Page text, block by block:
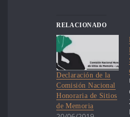
RELACIONADO
Declaración de la
Comisión Nacional
Honoraria de Sitios
de Memoria